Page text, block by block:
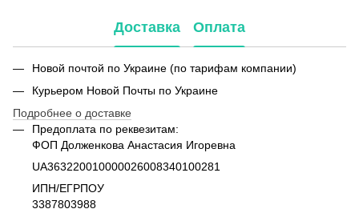
Доставка Оплата
Новой почтой по Украине (по тарифам компании)
Курьером Новой Почты по Украине
Подробнее о доставке
Предоплата по реквезитам:
ФОП Долженкова Анастасия Игоревна
UA363220010000026008340100281
ИПН/ЕГРПОУ
3387803988